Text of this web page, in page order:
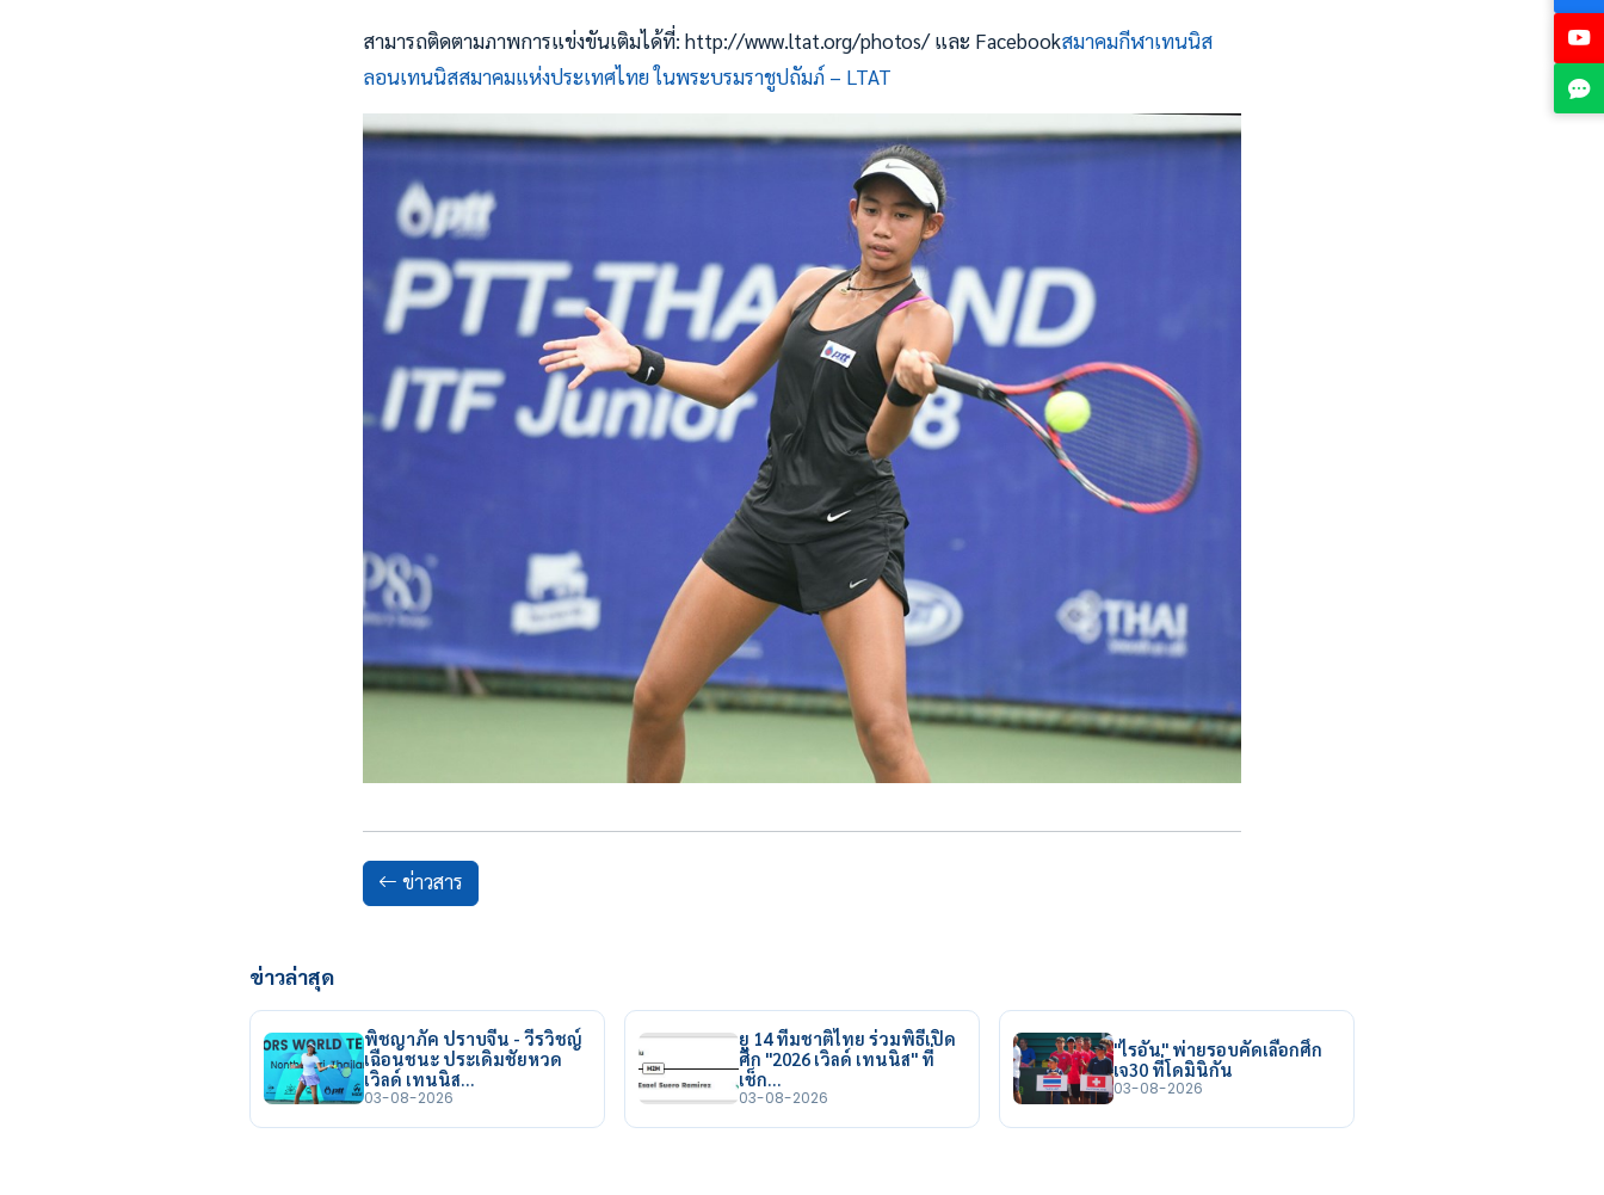
สามารถติดตามภาพการแข่งขันเติมได้ที่: http://www.ltat.org/photos/ และ Facebookสมาคมกีฬาเทนนิส
ลอนเทนนิสสมาคมแห่งประเทศไทย ในพระบรมราชูปถัมภ์ – LTAT
ข่าวสาร
ข่าวล่าสุด
พิชญาภัค ปราบจีน - วีรวิชญ์
เฉือนชนะ ประเดิมชัยหวด
เวิลด์ เทนนิส…
03-08-2026
ยู 14 ทีมชาติไทย ร่วมพิธีเปิด
ศึก "2026 เวิลด์ เทนนิส" ที่
เช็ก…
03-08-2026
"ไรอัน" พ่ายรอบคัดเลือกศึก
เจ30 ที่โดมินิกัน
03-08-2026